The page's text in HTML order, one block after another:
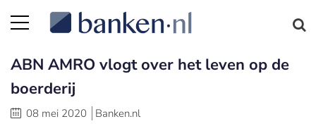
ABN AMRO vlogt over het leven op de
boerderij
08 mei 2020 Banken.nl